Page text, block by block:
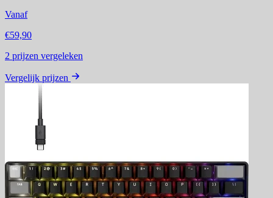
Vanaf
€59,90
2 prijzen vergeleken
Vergelijk prijzen